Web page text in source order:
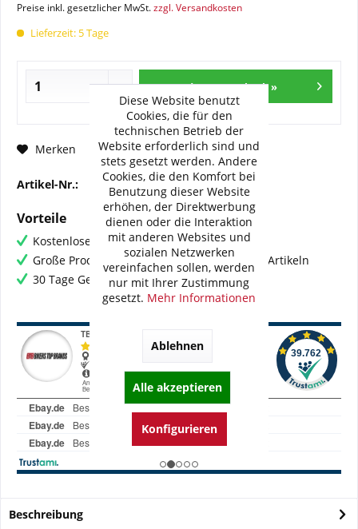
Preise inkl. gesetzlicher MwSt.zzgl. Versandkosten
Lieferzeit: 5 Tage
In den Warenkorb »
Merken Fragen zum Artikel?
Artikel-Nr.: 121-12004-XX
Vorteile
Kostenloser Versand ab € 60,- Bestellwert
Große Produktauswahl mit mehr als 80.000 Artikeln
30 Tage Geld-Zurück-Garantie
Beschreibung
Diese Website benutzt
Cookies, die für den
technischen Betrieb der
Website erforderlich sind und
stets gesetzt werden. Andere
Cookies, die den Komfort bei
Benutzung dieser Website
erhöhen, der Direktwerbung
dienen oder die Interaktion
mit anderen Websites und
sozialen Netzwerken
vereinfachen sollen, werden
nur mit Ihrer Zustimmung
gesetzt. Mehr Informationen
Ablehnen
Alle akzeptieren
Konfigurieren